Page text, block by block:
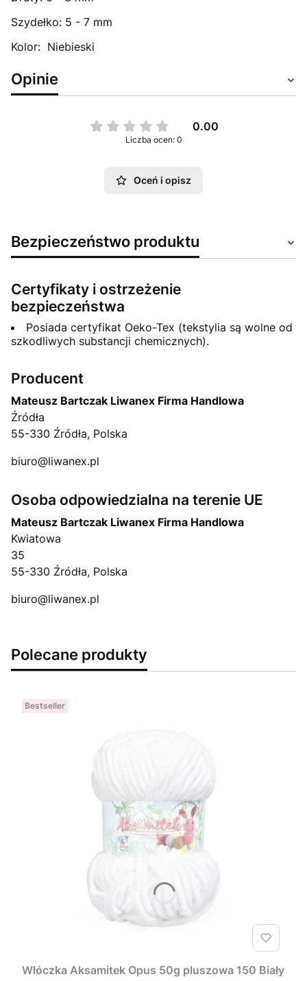
Szydełko: 5 - 7 mm
Kolor: Niebieski
Opinie
0.00
Liczba ocen: 0
Oceń i opisz
Bezpieczeństwo produktu
Certyfikaty i ostrzeżenie
bezpieczeństwa
Posiada certyfikat Oeko-Tex (tekstylia są wolne od
szkodliwych substancji chemicznych).
Producent
Mateusz Bartczak Liwanex Firma Handlowa
Źródła
55-330 Źródła, Polska
biuro@liwanex.pl
Osoba odpowiedzialna na terenie UE
Mateusz Bartczak Liwanex Firma Handlowa
Kwiatowa
35
55-330 Źródła, Polska
biuro@liwanex.pl
Polecane produkty
Bestseller
Włóczka Aksamitek Opus 50g pluszowa 150 Biały